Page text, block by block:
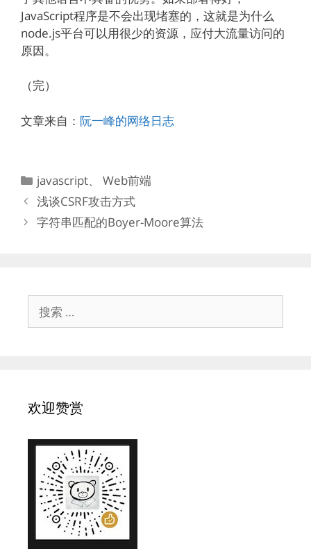
JavaScript程序是不会出现堵塞的，这就是为什么
node.js平台可以用很少的资源，应付大流量访问的
原因。
（完）
文章来自： 阮一峰的网络日志
分
类
javascript、Web前端
浅谈CSRF攻击方式
字符串匹配的Boyer-Moore算法
索：
欢迎赞赏